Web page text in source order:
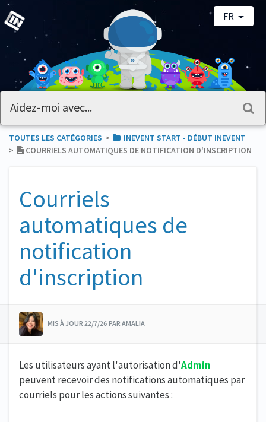
FR
TOUTES LES CATÉGORIES ​>​ ​INEVENT START - DÉBUT INEVENT
>​
COURRIELS AUTOMATIQUES DE NOTIFICATION D'INSCRIPTION
Courriels
automatiques de
notification
d'inscription
MIS À JOUR 22/7/26 PAR AMALIA
Les utilisateurs ayant l'autorisation d'Admin
peuvent recevoir des notifications automatiques par
courriels pour les actions suivantes :